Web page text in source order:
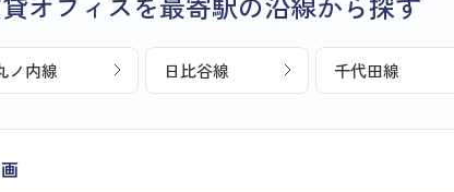
ノ内線 日比谷線 千代田線